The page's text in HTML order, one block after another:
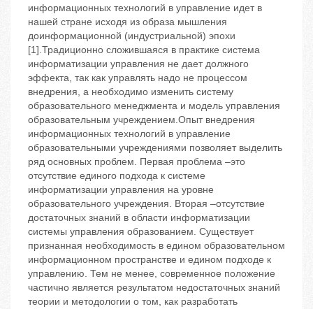
информационных технологий в управление идет в
нашей стране исходя из образа мышления
доинформационной (индустриальной) эпохи
[1].Традиционно сложившаяся в практике система
информатизации управления не дает должного
эффекта, так как управлять надо не процессом
внедрения, а необходимо изменить систему
образовательного менеджмента и модель управления
образовательным учреждением.Опыт внедрения
информационных технологий в управление
образовательными учреждениями позволяет выделить
ряд основных проблем. Первая проблема –это
отсутствие единого подхода к системе
информатизации управления на уровне
образовательного учреждения. Вторая –отсутствие
достаточных знаний в области информатизации
системы управления образованием. Существует
признанная необходимость в едином образовательном
информационном пространстве и едином подходе к
управлению. Тем не менее, современное положение
частично является результатом недостаточных знаний
теории и методологии о том, как разработать